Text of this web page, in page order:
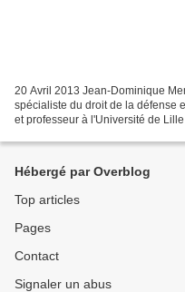
20 Avril 2013 Jean-Dominique
spécialiste du droit de la défense
et professeur à l'Université de
Hébergé par Overblog
Top articles
Pages
Contact
Signaler un abus